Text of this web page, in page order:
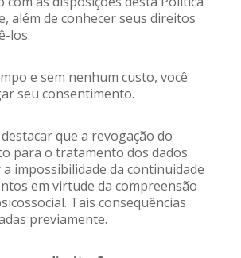
além de conhecer seus direitos
los.
e sem nenhum custo, você
seu consentimento.
que a revogação do
para o tratamento dos dados
impossibilidade da continuidade
em virtude da compreensão
Tais consequências
previamente.